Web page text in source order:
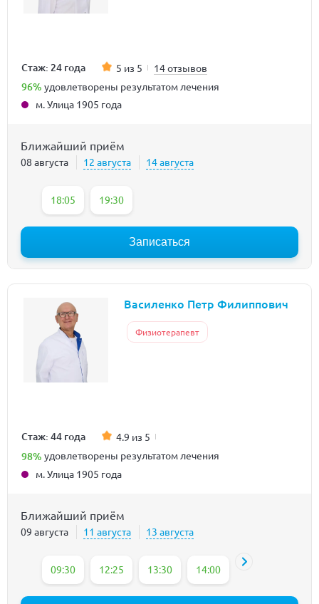
Стаж: 24 года 5 из 5 14 отзывов
96% удовлетворены результатом лечения
м. Улица 1905 года
Ближайший приём
08 августа 12 августа 14 августа
18:05 19:30
Записаться
Василенко Петр Филиппович
Физиотерапевт
Стаж: 44 года 4.9 из 5
98% удовлетворены результатом лечения
м. Улица 1905 года
Ближайший приём
09 августа 11 августа 13 августа
09:30 12:25 13:30 14:00 16:00